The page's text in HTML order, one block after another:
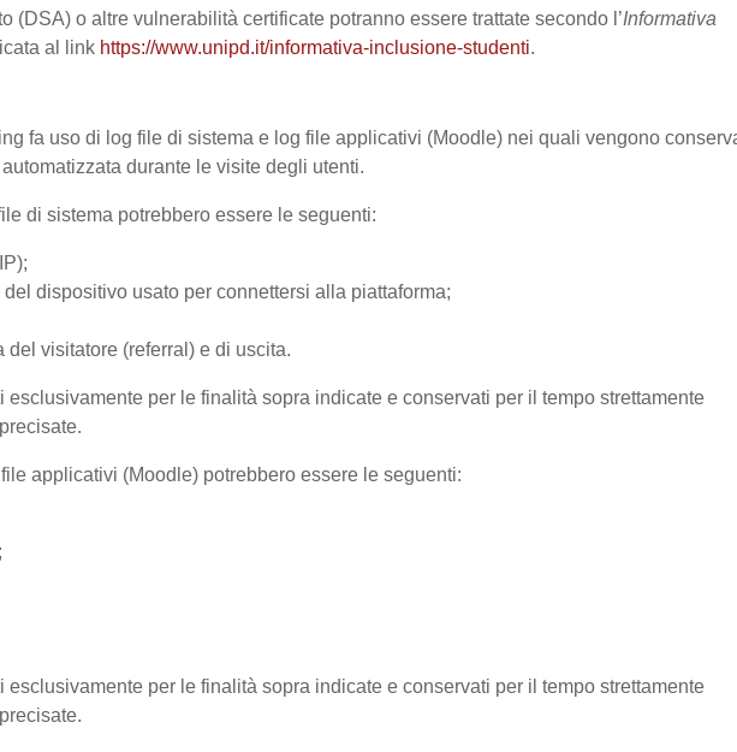
(DSA) o altre vulnerabilità certificate potranno essere trattate secondo l’Informativa
al link https://www.unipd.it/informativa-inclusione-studenti.
fa uso di log file di sistema e log file applicativi (Moodle) nei quali vengono
durante le visite degli utenti.
di sistema potrebbero essere le seguenti:
dispositivo usato per connettersi alla piattaforma;
visitatore (referral) e di uscita.
esclusivamente per le finalità sopra indicate e conservati per il tempo strettamente
applicativi (Moodle) potrebbero essere le seguenti:
esclusivamente per le finalità sopra indicate e conservati per il tempo strettamente